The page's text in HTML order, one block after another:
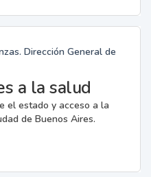
Dirección General de
a la salud
el estado y acceso a la
de Buenos Aires.